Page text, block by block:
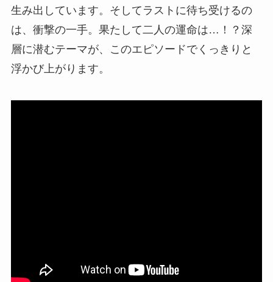
生み出しています。そしてラストに待ち受けるの
は、衝撃の一手。果たして二人の運命は…！？深
層に潜むテーマが、このエピソードでくっきりと
浮かび上がります。